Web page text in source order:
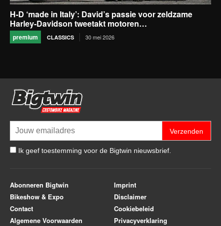
H-D ‘made in Italy’: David’s passie voor zeldzame
Harley-Davidson tweetakt motoren…
premium CLASSICS 30 mei 2026
Verzenden
Ik geef toestemming voor de Bigtwin nieuwsbrief.
Abonneren Bigtwin
Bikeshow & Expo
Contact
Algemene Voorwaarden
Imprint
Disclaimer
Cookiebeleid
Privacyverklaring